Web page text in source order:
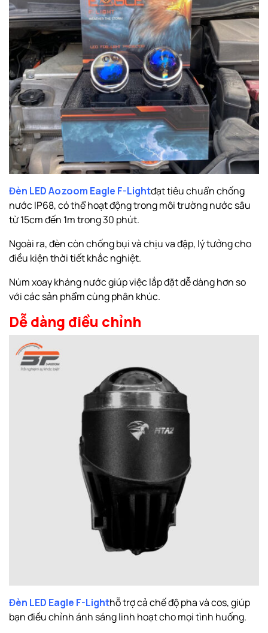
Đèn LED Aozoom Eagle F-Lightđạt tiêu chuẩn chống
nước IP68, có thể hoạt động trong môi trường nước sâu
từ 15cm đến 1m trong 30 phút.
Ngoài ra, đèn còn chống bụi và chịu va đập, lý tưởng cho
điều kiện thời tiết khắc nghiệt.
Núm xoay kháng nước giúp việc lắp đặt dễ dàng hơn so
với các sản phẩm cùng phân khúc.
Dễ dàng điều chỉnh
Đèn LED Eagle F-Lighthỗ trợ cả chế độ pha và cos, giúp
bạn điều chỉnh ánh sáng linh hoạt cho mọi tình huống.